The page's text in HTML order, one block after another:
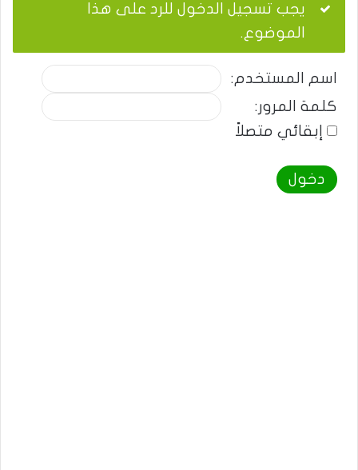
يجب تسجيل الدخول للرد على هذا
الموضوع.
اسم المستخدم:
كلمة المرور:
إبقائي متصلاً
دخول